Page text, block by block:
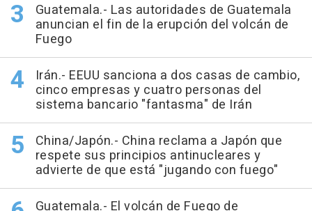
Guatemala.- Las autoridades de Guatemala
anuncian el fin de la erupción del volcán de
Fuego
Irán.- EEUU sanciona a dos casas de cambio,
cinco empresas y cuatro personas del
sistema bancario "fantasma" de Irán
China/Japón.- China reclama a Japón que
respete sus principios antinucleares y
advierte de que está "jugando con fuego"
Guatemala.- El volcán de Fuego de